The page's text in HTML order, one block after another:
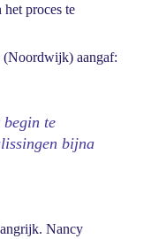
proces te
(Noordwijk) aangaf:
begin te
bijna
Nancy